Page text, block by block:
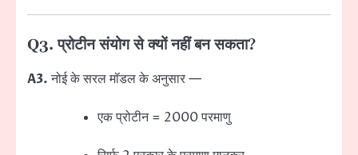
Q3. प्रोटीन संयोग से क्यों नहीं बन सकता?
A3.नोई के सरल मॉडल के अनुसार —
एक प्रोटीन = 2000 परमाणु